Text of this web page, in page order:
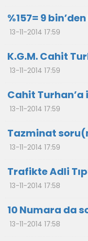
%157= 9
13-11-2014 17:59
K.G.M. Cahit
13-11-2014 17:59
Cahit
13-11-2014 17:59
Tazminat
13-11-2014 17:59
Trafikte Adli
13-11-2014 17:58
10 Numara da
13-11-2014 17:58